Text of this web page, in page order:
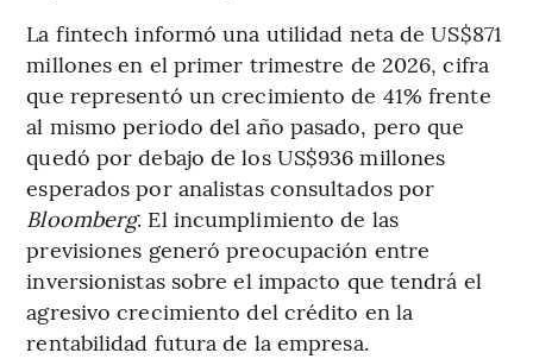
La fintech informó una utilidad neta de US$871
millones en el primer trimestre de 2026, cifra
que representó un crecimiento de 41% frente
al mismo periodo del año pasado, pero que
quedó por debajo de los US$936 millones
esperados por analistas consultados por
Bloomberg. El incumplimiento de las
previsiones generó preocupación entre
inversionistas sobre el impacto que tendrá el
agresivo crecimiento del crédito en la
rentabilidad futura de la empresa.